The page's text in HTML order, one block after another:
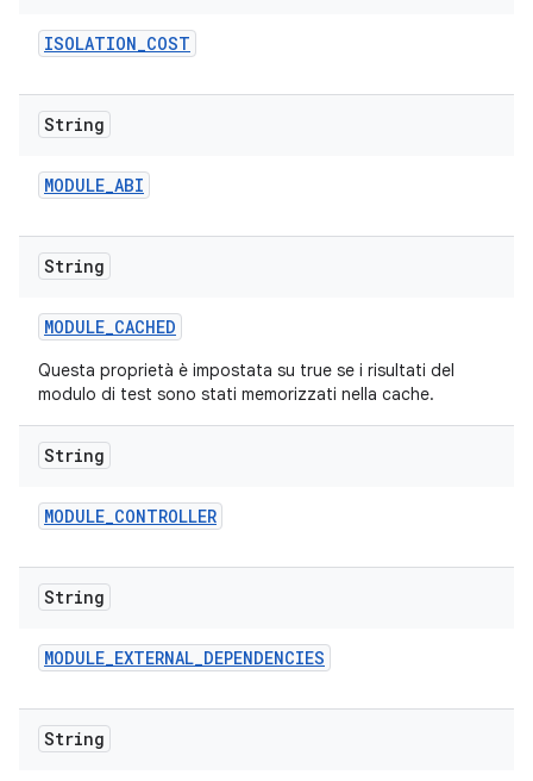
ISOLATION_COST
String
MODULE_ABI
String
MODULE_CACHED
Questa proprietà è impostata su true se i risultati del
modulo di test sono stati memorizzati nella cache.
String
MODULE_CONTROLLER
String
MODULE_EXTERNAL_DEPENDENCIES
String